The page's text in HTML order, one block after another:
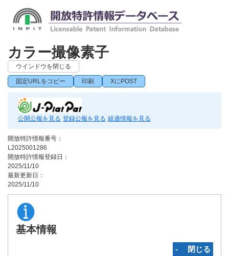
カラー撮像素子
ウインドウを閉じる
固定URLをコピー 印刷 XにPOST
公開公報を見る 登録公報を見る 経過情報を見る
開放特許情報番号：
L2025001286
開放特許情報登録日：
2025/11/10
最新更新日：
2025/11/10
基本情報
‐ 閉じる